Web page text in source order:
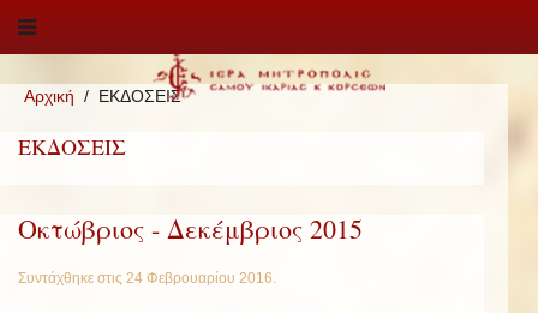
Αρχική ΕΚΔΟΣΕΙΣ
ΕΚΔΟΣΕΙΣ
Οκτώβριος - Δεκέμβριος 2015
Συντάχθηκε στις 24 Φεβρουαρίου 2016.